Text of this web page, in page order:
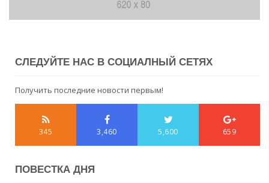
СЛЕДУЙТЕ НАС В СОЦИАЛНЫЙ СЕТЯХ
Получить последние новости первым!
345 3,460 5,600 659
ПОВЕСТКА ДНЯ